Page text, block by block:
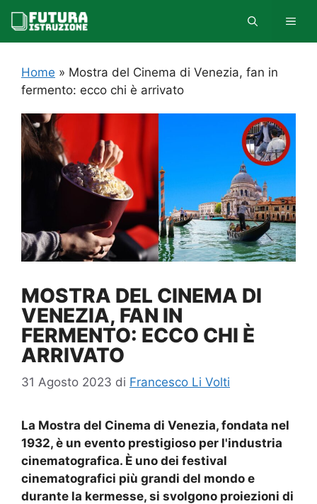
contenuto
Home » Mostra del Cinema di Venezia, fan in
fermento: ecco chi è arrivato
MOSTRA DEL CINEMA DI
VENEZIA, FAN IN
FERMENTO: ECCO CHI È
ARRIVATO
31 Agosto 2023 di Francesco Li Volti
La Mostra del Cinema di Venezia, fondata nel
1932, è un evento prestigioso per l'industria
cinematografica. È uno dei festival
cinematografici più grandi del mondo e
durante la kermesse, si svolgono proiezioni di